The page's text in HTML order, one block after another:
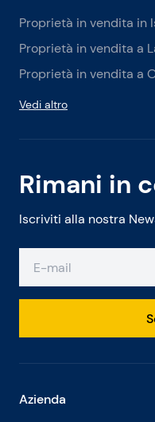
Rimani in
Iscriviti alla nostra
Proprietà in vendita in
Proprietà in vendita a
Proprietà in vendita a
Vedi altro
Azienda